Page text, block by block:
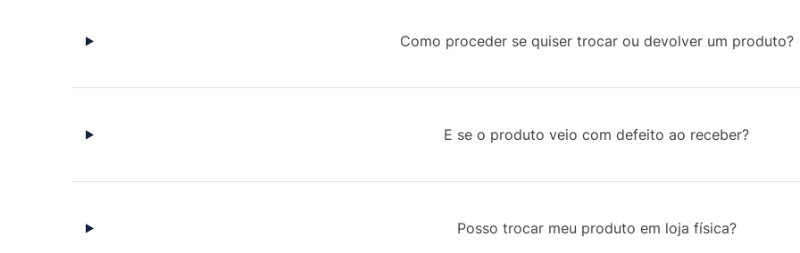
Como proceder se quiser trocar ou devolver um produto?
E se o produto veio com defeito ao receber?
Posso trocar meu produto em loja física?